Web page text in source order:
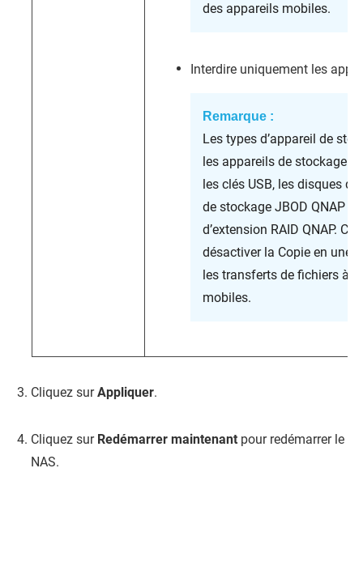
des appareils mobiles.
Interdire uniquement les
Remarque :
Les types d’appareil de
les appareils de stockage
les clés USB, les disques
de stockage JBOD QNAP
d’extension RAID QNAP.
désactiver la Copie en une
les transferts de fichiers à
mobiles.
Cliquez surAppliquer.
Cliquez sur Redémarrer maintenant pour redémarrer le
NAS.